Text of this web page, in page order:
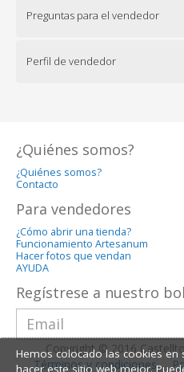
Preguntas para el vendedor
Perfil de vendedor
¿Quiénes somos?
¿Quiénes somos?
Contacto
Para vendedores
¿Cómo abrir una tienda?
Funcionamiento Artesanum
Hacer fotos que vendan
AYUDA
Regístrese a nuestro
Copyright © 2016
Términos y condiciones
Hemos colocado las cookies
hacer este sitio web mejor.